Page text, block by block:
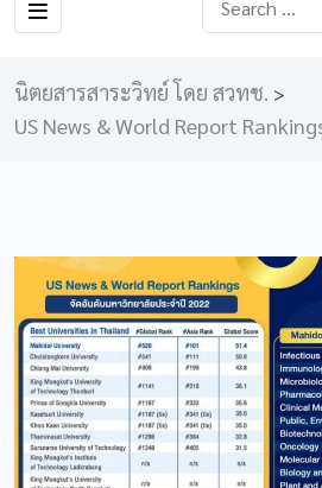
นิตยสารสาระวิทย์ โดย สวทช. >
US News & World Report